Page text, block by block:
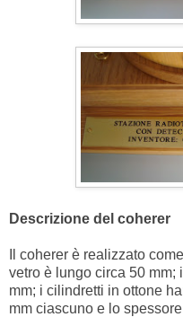
Descrizione del coherer
Il coherer è realizzato
vetro è lungo circa 50 mm;
mm; i cilindretti in ottone
mm ciascuno e lo